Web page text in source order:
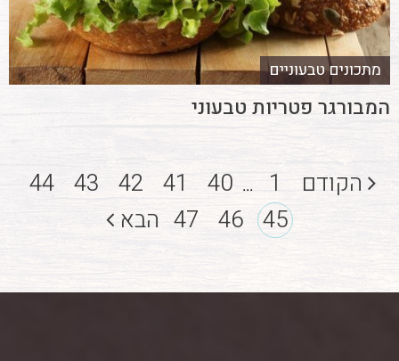
מתכונים טבעוניים
המבורגר פטריות טבעוני
הקודם 1
...
40
41
42
43
44
45
46
47 הבא